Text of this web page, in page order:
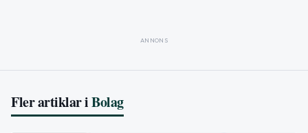
ANNONS
Fler artiklar iBolag